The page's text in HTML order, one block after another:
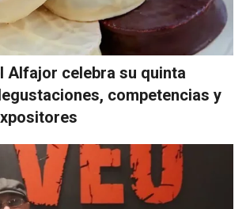
Alfajor celebra su quinta
competencias y